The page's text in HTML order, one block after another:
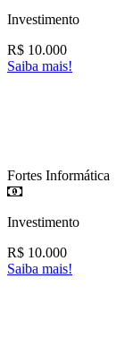
Investimento
R$ 10.000
Saiba mais!
Fortes Informática
Investimento
R$ 10.000
Saiba mais!